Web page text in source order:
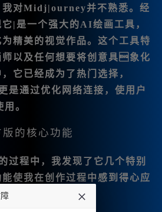
我对Midj|ourney并不熟悉。经
|是一个强大的AI绘画工具，
精美的视觉作品。这个工具特
师以及任何想要将创意具象化
它已经成为了热门选择，
更是通过优化网络连接，使用户
。
的核心功能
程中，我发现了它几个特别
使我在创作过程中感到得心应